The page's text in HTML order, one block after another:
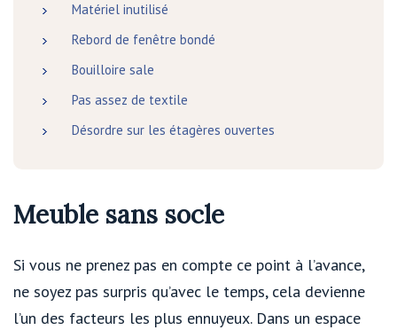
Matériel inutilisé
Rebord de fenêtre bondé
Bouilloire sale
Pas assez de textile
Désordre sur les étagères ouvertes
Meuble sans socle
Si vous ne prenez pas en compte ce point à l’avance,
ne soyez pas surpris qu’avec le temps, cela devienne
l’un des facteurs les plus ennuyeux. Dans un espace